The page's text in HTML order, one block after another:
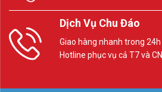
Dịch Vụ Chu Đáo
Giao hàng nhanh trong 24h
Hotline phục vụ cả T7 và CN